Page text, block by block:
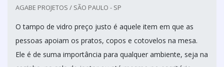
AGABE PROJETOS / SÃO PAULO - SP
O tampo de vidro preço justo é aquele item em que as
pessoas apoiam os pratos, copos e cotovelos na mesa.
Ele é de suma importância para qualquer ambiente, seja na